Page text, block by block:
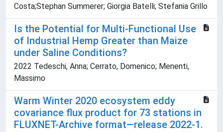
Costa;Stephan Summerer; Giorgia Batelli; Stefania Grillo
Is the Potential for Multi-Functional Use
of Industrial Hemp Greater than Maize
under Saline Conditions?
2022 Tedeschi, Anna; Cerrato, Domenico; Menenti,
Massimo
Warm Winter 2020 ecosystem eddy
covariance flux product for 73 stations in
FLUXNET-Archive format—release 2022-1.